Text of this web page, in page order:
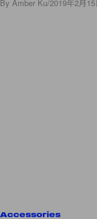
By Amber Ku/2019年2月15
Accessories